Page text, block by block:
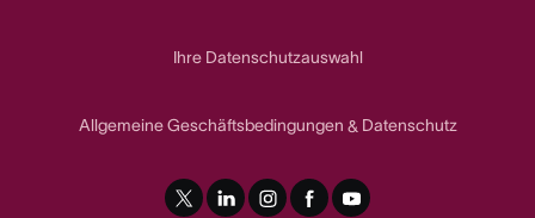
Ihre Datenschutzauswahl
Allgemeine Geschäftsbedingungen & Datenschutz